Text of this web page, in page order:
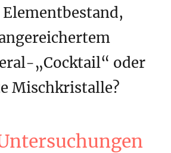
„Cocktail“ oder
Mischkristalle?